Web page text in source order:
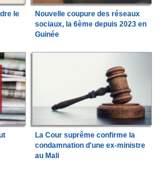
le
Nouvelle coupure des réseaux
sociaux, la 6ème depuis 2023 en
Guinée
La Cour suprême confirme la
condamnation d'une ex-ministre
au Mali